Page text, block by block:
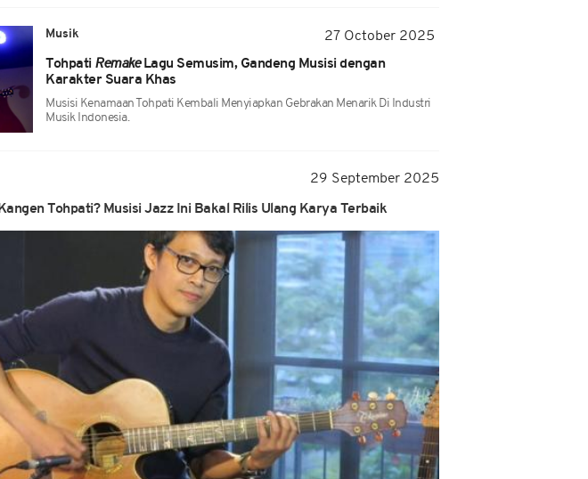
Musik
27 October 2025
Tohpati RemakeLagu Semusim, Gandeng Musisi dengan
Karakter Suara Khas
Musisi Kenamaan Tohpati Kembali Menyiapkan Gebrakan Menarik Di Industri
Musik Indonesia.
29 September 2025
Tohpati? Musisi Jazz Ini Bakal Rilis Ulang Karya Terbaik